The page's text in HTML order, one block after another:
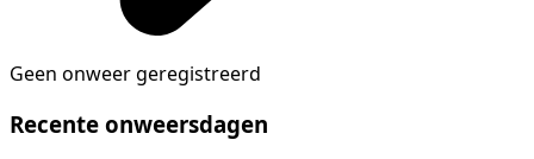
Geen onweer geregistreerd
Recente onweersdagen